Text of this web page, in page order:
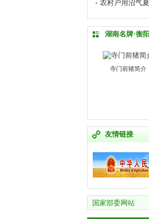
农村户用沼气
湖南名牌·衡
寺门前猪简介
友情链接